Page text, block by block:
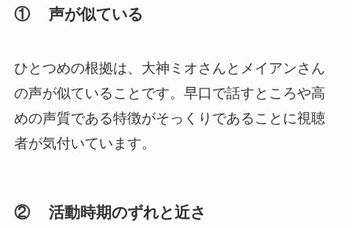
① 声が似ている
ひとつめの根拠は、大神ミオさんとメイアンさん
の声が似ていることです。早口で話すところや高
めの声質である特徴がそっくりであることに視聴
者が気付いています。
② 活動時期のずれと近さ